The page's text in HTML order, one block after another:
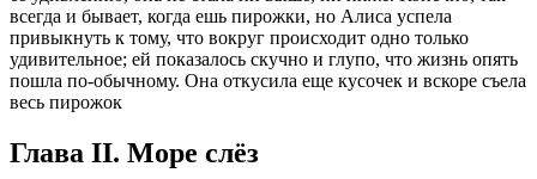
всегда и бывает, когда ешь пирожки, но Алиса успела
привыкнуть к тому, что вокруг происходит одно только
удивительное; ей показалось скучно и глупо, что жизнь опять
пошла по-обычному. Она откусила еще кусочек и вскоре съела
весь пирожок
Глава II. Море слёз